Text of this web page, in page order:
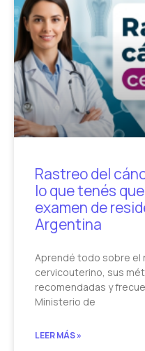
Rastreo del
lo que tenés
examen de
Argentina
Aprendé todo sobre el
cervicouterino, sus
recomendadas y
Ministerio de
LEER MÁS »